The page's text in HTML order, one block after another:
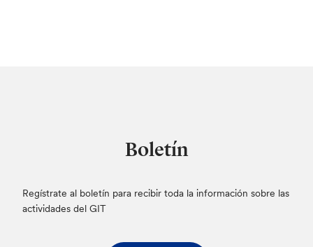
Boletín
Regístrate al boletín para recibir toda la información sobre las
actividades del GIT